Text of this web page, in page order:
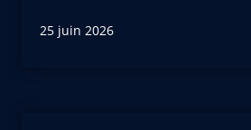
25 juin 2026